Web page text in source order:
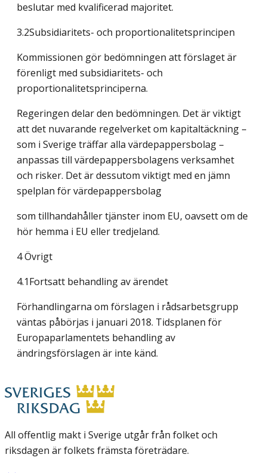
beslutar med kvalificerad majoritet.
3.2Subsidiaritets- och proportionalitetsprincipen
Kommissionen gör bedömningen att förslaget är
förenligt med subsidiaritets- och
proportionalitetsprinciperna.
Regeringen delar den bedömningen. Det är viktigt
att det nuvarande regelverket om kapitaltäckning –
som i Sverige träffar alla värdepappersbolag –
anpassas till värdepappersbolagens verksamhet
och risker. Det är dessutom viktigt med en jämn
spelplan för värdepappersbolag
som tillhandahåller tjänster inom EU, oavsett om de
hör hemma i EU eller tredjeland.
4 Övrigt
4.1Fortsatt behandling av ärendet
Förhandlingarna om förslagen i rådsarbetsgrupp
väntas påbörjas i januari 2018. Tidsplanen för
Europaparlamentets behandling av
ändringsförslagen är inte känd.
All offentlig makt i Sverige utgår från folket och
riksdagen är folkets främsta företrädare.